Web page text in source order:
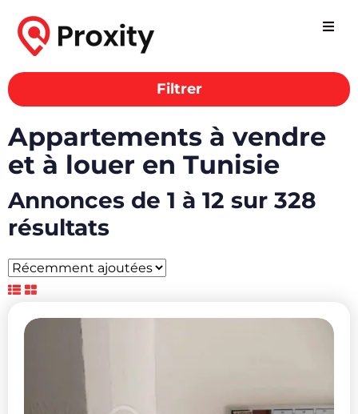
Filtrer
Appartements à vendre
et à louer en Tunisie
Annonces de 1 à 12 sur 328
résultats